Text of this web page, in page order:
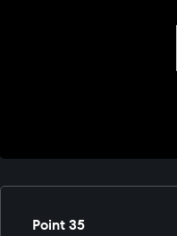
Point 35